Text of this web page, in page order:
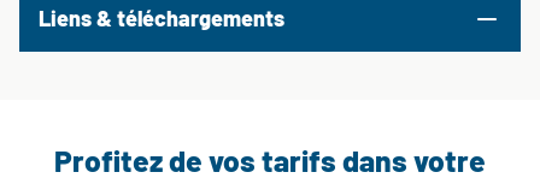
Liens & téléchargements
Profitez de vos tarifs dans votre